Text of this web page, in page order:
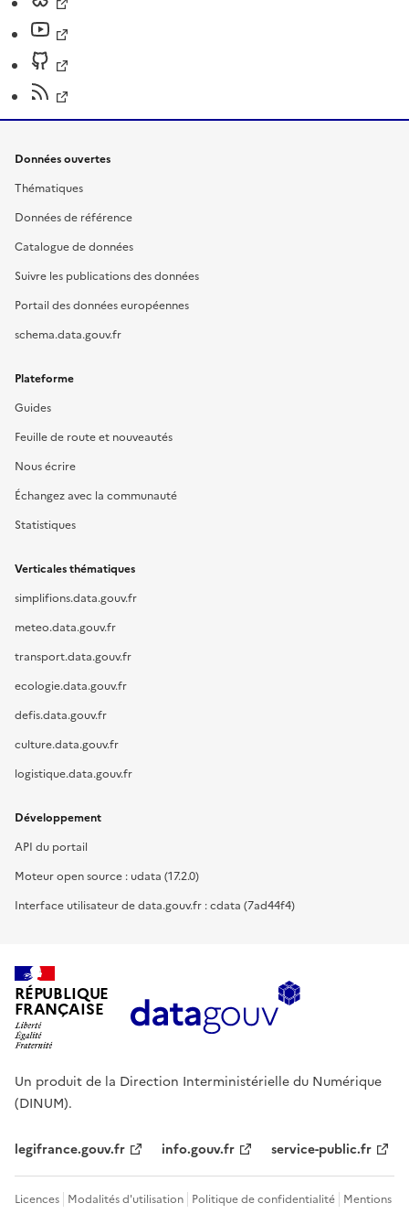
Données ouvertes
Thématiques
Données de référence
Catalogue de données
Suivre les publications des données
Portail des données européennes
schema.data.gouv.fr
Plateforme
Guides
Feuille de route et nouveautés
Nous écrire
Échangez avec la communauté
Statistiques
Verticales thématiques
simplifions.data.gouv.fr
meteo.data.gouv.fr
transport.data.gouv.fr
ecologie.data.gouv.fr
defis.data.gouv.fr
culture.data.gouv.fr
logistique.data.gouv.fr
Développement
API du portail
Moteur open source : udata (17.2.0)
Interface utilisateur de data.gouv.fr : cdata (7ad44f4)
RÉPUBLIQUE
FRANÇAISE
Un produit de la Direction Interministérielle du Numérique
(DINUM).
legifrance.gouv.fr info.gouv.fr service-public.fr
Licences Modalités d'utilisation Politique de confidentialité Mentions